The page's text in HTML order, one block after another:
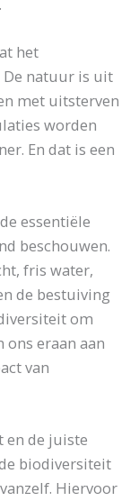
het
De natuur is uit
met uitsterven
worden
En dat is een
essentiële
beschouwen.
fris water,
de bestuiving
om
eraan aan
van
en de juiste
biodiversiteit
Hiervoor